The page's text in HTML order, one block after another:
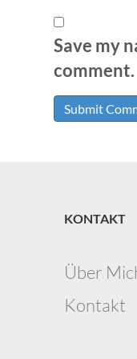
Save my
comment.
KONTAKT
Über
Kontakt